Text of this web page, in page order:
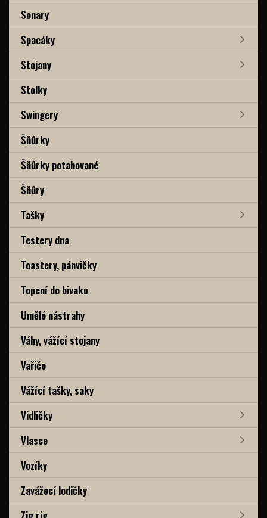
Sonary
Spacáky
Stojany
Stolky
Swingery
Šňůrky
Šňůrky potahované
Šňůry
Tašky
Testery dna
Toastery, pánvičky
Topení do bivaku
Umělé nástrahy
Váhy, vážící stojany
Vařiče
Vážící tašky, saky
Vidličky
Vlasce
Vozíky
Zavážecí lodičky